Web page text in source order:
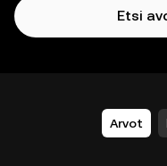
Etsi
Arvot